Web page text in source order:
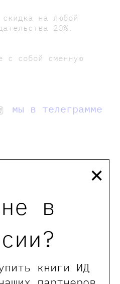
в
книги ИД
×
на любой
20%.
с собой сменную
мы в телеграмме
что отзывы могут
сайта